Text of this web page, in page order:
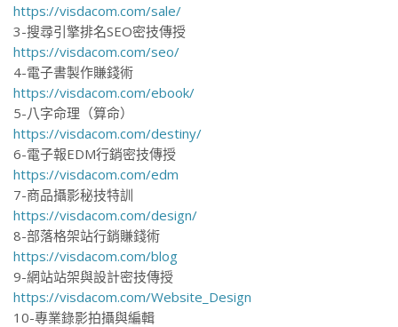
https://visdacom.com/sale/
3-搜尋引擎排名SEO密技傳授
https://visdacom.com/seo/
4-電子書製作賺錢術
https://visdacom.com/ebook/
5-八字命理（算命）
https://visdacom.com/destiny/
6-電子報EDM行銷密技傳授
https://visdacom.com/edm
7-商品攝影秘技特訓
https://visdacom.com/design/
8-部落格架站行銷賺錢術
https://visdacom.com/blog
9-網站站架與設計密技傳授
https://visdacom.com/Website_Design
10-專業錄影拍攝與編輯